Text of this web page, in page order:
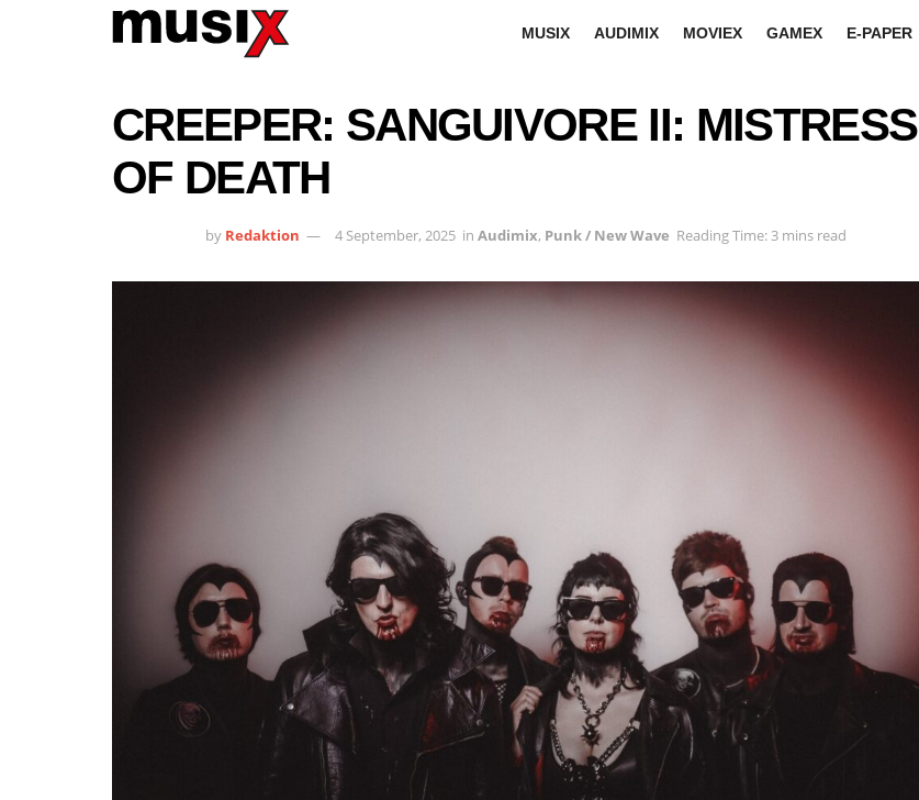
MUSIX AUDIMIX MOVIEX GAMEX E-PAPER
CREEPER: SANGUIVORE II: MISTRESS
OF DEATH
by Redaktion 4 September, 2025 in Audimix, Punk / New Wave Reading Time: 3 mins read